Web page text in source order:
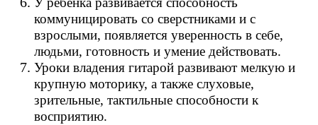
коммуницировать со сверстниками и с
взрослыми, появляется уверенность в себе,
людьми, готовность и умение действовать.
Уроки владения гитарой развивают мелкую и
крупную моторику, а также слуховые,
зрительные, тактильные способности к
восприятию.